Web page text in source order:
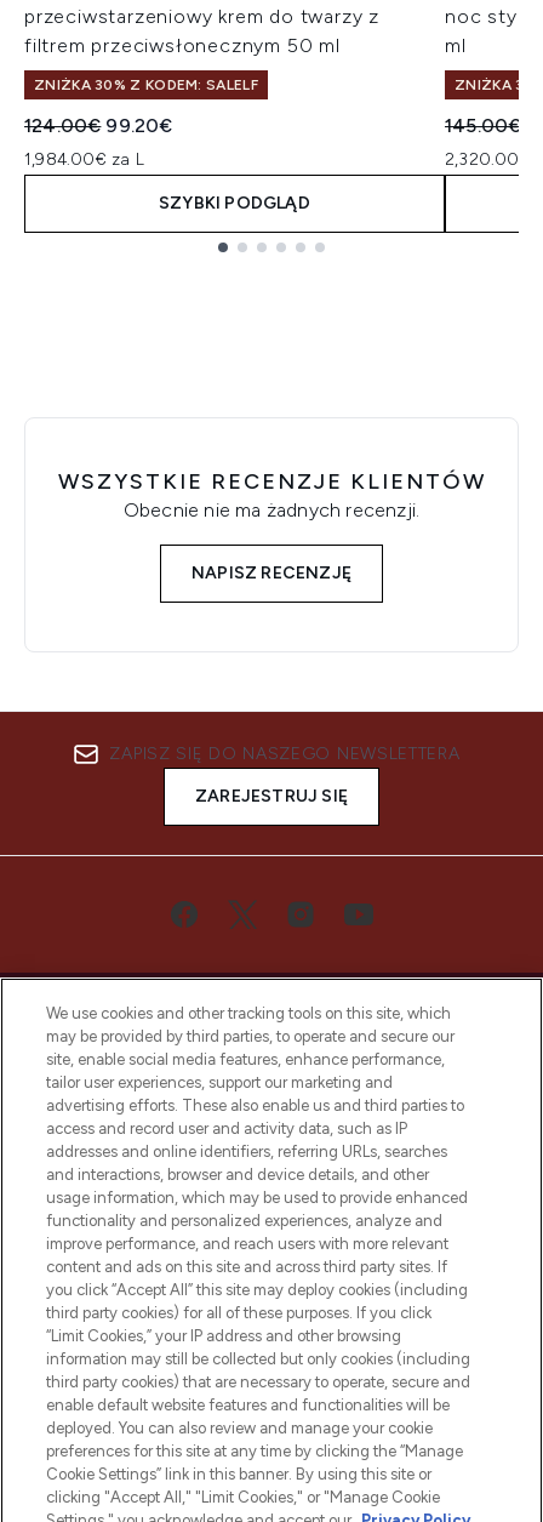
przeciwstarzeniowy krem do twarzy z
filtrem przeciwsłonecznym 50 ml
ZNIŻKA 30% Z KODEM: SALELF
Sugerowana cena detaliczna:
124.00€ Aktualna cena:
99.20€
1,984.00€ za L
SZYBKI PODGLĄD
noc
ml
ZNIŻKA
145.00€
2,320.00€
WSZYSTKIE RECENZJE KLIENTÓW
Obecnie nie ma żadnych recenzji.
NAPISZ RECENZJĘ
ZAPISZ SIĘ DO NASZEGO NEWSLETTERA
ZAREJESTRUJ SIĘ
Bądź pierwszą osobą, która dowie się o
najnowszych produktach, od niszowych i
uznanych marek, sezonowych trendach i
otrzyma ekskluzywne artykuły redakcyjne
z Sunday Supplement.
Zgoda na pliki cookie
Do Not Sell or Share My Personal
Information
POMOC & INFORMACJE
WAŻNE INFORMACJE
O LOOKFANTASTIC
We use cookies and other tracking tools on this site, which
may be provided by third parties, to operate and secure our
site, enable social media features, enhance performance,
tailor user experiences, support our marketing and
advertising efforts. These also enable us and third parties to
access and record user and activity data, such as IP
addresses and online identifiers, referring URLs, searches
and interactions, browser and device details, and other
usage information, which may be used to provide enhanced
functionality and personalized experiences, analyze and
improve performance, and reach users with more relevant
content and ads on this site and across third party sites. If
you click “Accept All” this site may deploy cookies (including
third party cookies) for all of these purposes. If you click
“Limit Cookies,” your IP address and other browsing
information may still be collected but only cookies (including
third party cookies) that are necessary to operate, secure and
enable default website features and functionalities will be
deployed. You can also review and manage your cookie
preferences for this site at any time by clicking the “Manage
Cookie Settings” link in this banner. By using this site or
clicking "Accept All," "Limit Cookies," or "Manage Cookie